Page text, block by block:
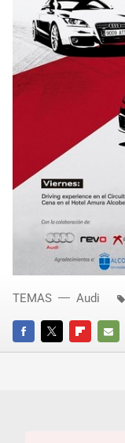
FACEBOOKTWITTERFLIPBOARD
E-
TEMAS Audi